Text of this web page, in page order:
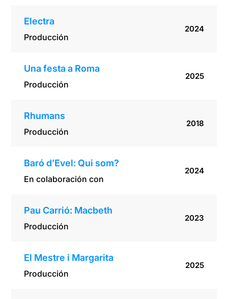
Electra
Producción
2024
Una festa a Roma
Producción
2025
Rhumans
Producción
2018
Baró d’Evel: Qui som?
En colaboración con
2024
Pau Carrió: Macbeth
Producción
2023
El Mestre i Margarita
Producción
2025